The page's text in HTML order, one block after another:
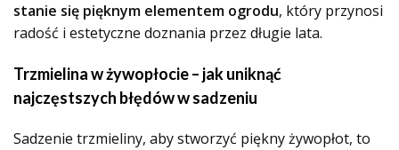
stanie się pięknym elementem ogrodu, który przynosi
radość i estetyczne doznania przez długie lata.
Trzmielina w żywopłocie – jak uniknąć
najczęstszych błędów w sadzeniu
Sadzenie trzmieliny, aby stworzyć piękny żywopłot, to